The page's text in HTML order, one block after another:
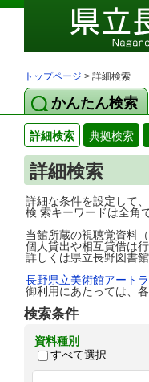
トップページ > 詳細検索
かんたん検索
詳細検索 典拠検索
詳細検索
詳細な条件を設定して
検 索キーワードは全角
当館所蔵の視聴覚資料
個人貸出や相互貸借は
詳しくは県立長野図書
長野県立美術館アート
御利用にあたっては、
検索条件
資料種別
すべて選択